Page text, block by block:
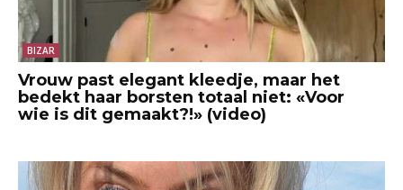
BIZAR
Vrouw past elegant kleedje, maar het
bedekt haar borsten totaal niet: «Voor
wie is dit gemaakt?!» (video)